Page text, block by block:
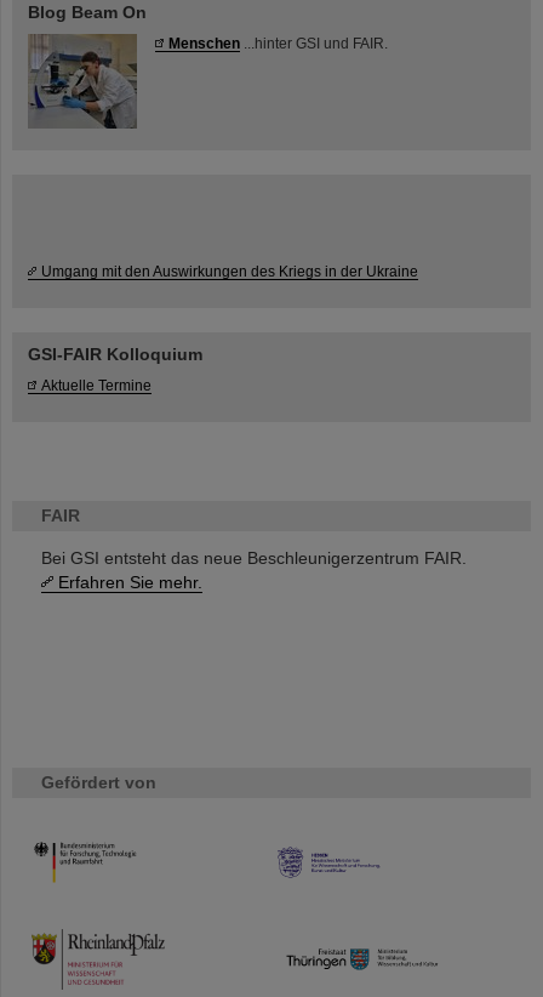
FAIR
Bei GSI entsteht das neue Beschleunigerzentrum FAIR.
Erfahren Sie mehr.
Gefördert von
HMWK
TMWWDG
Blog Beam On
Menschen ...hinter GSI und FAIR.
Umgang mit den Auswirkungen des Kriegs in der Ukraine
GSI-FAIR Kolloquium
Aktuelle Termine